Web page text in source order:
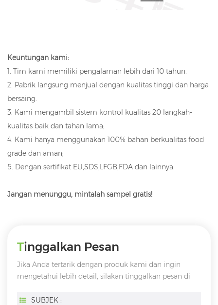
Keuntungan kami:
1. Tim kami memiliki pengalaman lebih dari 10 tahun.
2. Pabrik langsung menjual dengan kualitas tinggi dan harga
bersaing.
3. Kami mengambil sistem kontrol kualitas 20 langkah-
kualitas baik dan tahan lama;
4. Kami hanya menggunakan 100% bahan berkualitas food
grade dan aman;
5. Dengan sertifikat EU,SDS,LFGB,FDA dan lainnya.
Jangan menunggu, mintalah sampel gratis!
Tinggalkan Pesan
Jika Anda tertarik dengan produk kami dan ingin
mengetahui lebih detail, silakan tinggalkan pesan di
SUBJEK :